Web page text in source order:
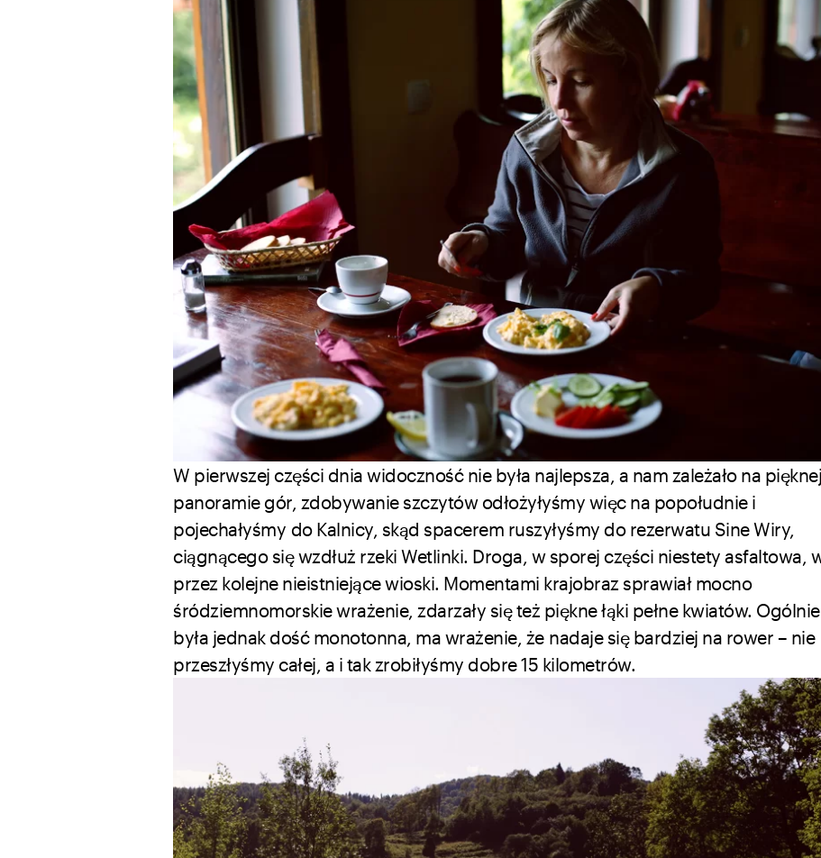
W pierwszej części dnia widoczność nie była najlepsza, a nam zależało na pięknej
panoramie gór, zdobywanie szczytów odłożyłyśmy więc na popołudnie i
pojechałyśmy do Kalnicy, skąd spacerem ruszyłyśmy do rezerwatu Sine Wiry,
ciągnącego się wzdłuż rzeki Wetlinki. Droga, w sporej części niestety asfaltowa,
przez kolejne nieistniejące wioski. Momentami krajobraz sprawiał mocno
śródziemnomorskie wrażenie, zdarzały się też piękne łąki pełne kwiatów.
była jednak dość monotonna, ma wrażenie, że nadaje się bardziej na rower – nie
przeszłyśmy całej, a i tak zrobiłyśmy dobre 15 kilometrów.